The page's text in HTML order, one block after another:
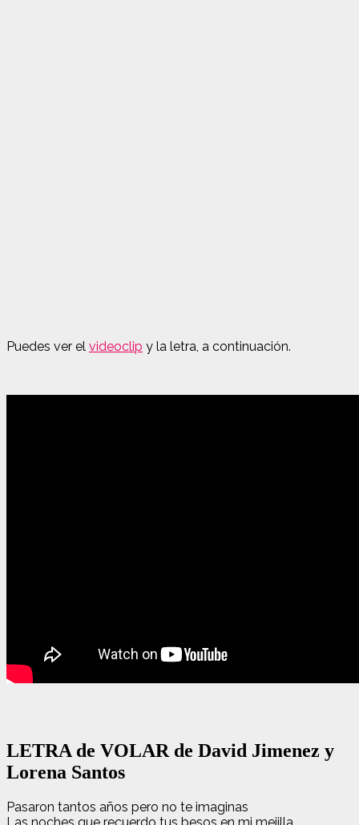
Puedes ver el videoclip y la letra, a continuación.
LETRA de VOLAR de David Jimenez y
Lorena Santos
Pasaron tantos años pero no te imaginas
Las noches que recuerdo tus besos en mi mejilla